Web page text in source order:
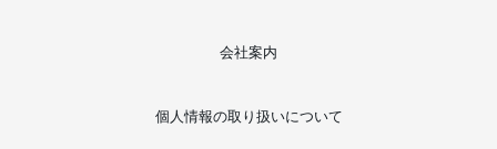
会社案内
個人情報の取り扱いについて